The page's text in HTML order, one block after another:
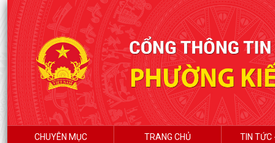
CHUYÊN MỤC TRANG CHỦ TIN TỨC